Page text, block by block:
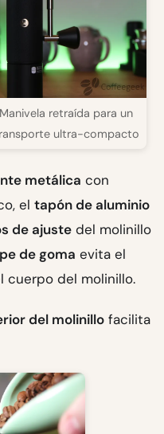
Manivela retraída para un
ultra-compacto
metálica con
el tapón de aluminio
de ajuste del molinillo
de goma evita el
del molinillo.
del molinillo facilita